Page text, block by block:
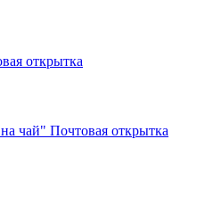
открытка
чай" Почтовая открытка